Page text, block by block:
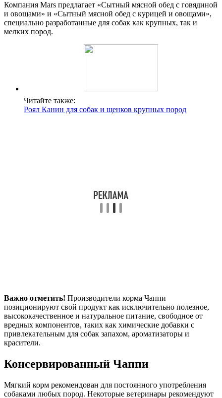
Компания Mars предлагает «Сытный мясной обед с говядиной
и овощами» и «Сытный мясной обед с курицей и овощами»,
специально разработанные для собак как крупных, так и
мелких пород.
Читайте также:
Роял Канин для собак и щенков крупных пород
Важно отметить! Производители корма Чаппи
позиционируют свой продукт как исключительно полезное,
высококачественное и натуральное питание, свободное от
вредных компонентов, таких как химические добавки с
привлекательным для собак запахом, ароматизаторы и
красители.
Консервированный Чаппи
Мягкий корм рекомендован для постоянного употребления
собаками любых пород. Некоторые ветеринары рекомендуют